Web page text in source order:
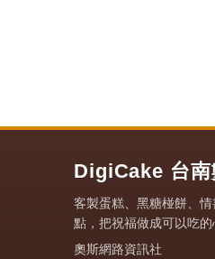
DigiCake 台南
客製蛋糕、黑糖椪餅、
點，把祝福做成可以吃的
奧斯網路資訊社